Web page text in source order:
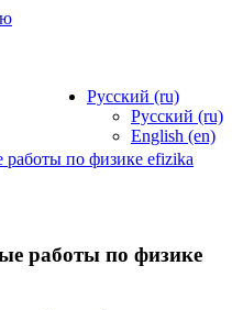
Русский ‎(ru)‎
Русский ‎(ru)‎
English ‎(en)‎
работы по физике efizika
работы по физике